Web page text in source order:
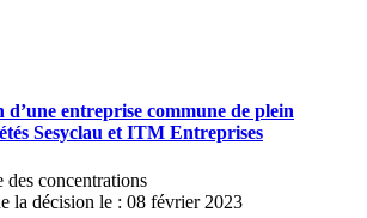
d’une entreprise commune de plein
Sesyclau et ITM Entreprises
concentrations
la décision le : 08 février 2023